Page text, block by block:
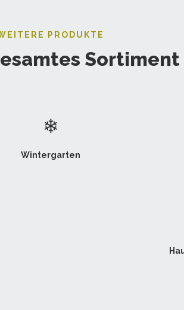
PRODUKTE
❄
Wintergarten